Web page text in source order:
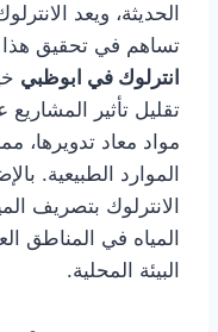
الحديثة، ويعد
تساهم في تحقيق
انترلوك في ابوظبي
تقليل تأثير المشاريع
مواد معاد تدويرها،
الموارد الطبيعية.
الانترلوك بتصريف
المياه في المناطق
البيئة المحلية.